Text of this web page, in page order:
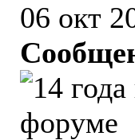
06 окт